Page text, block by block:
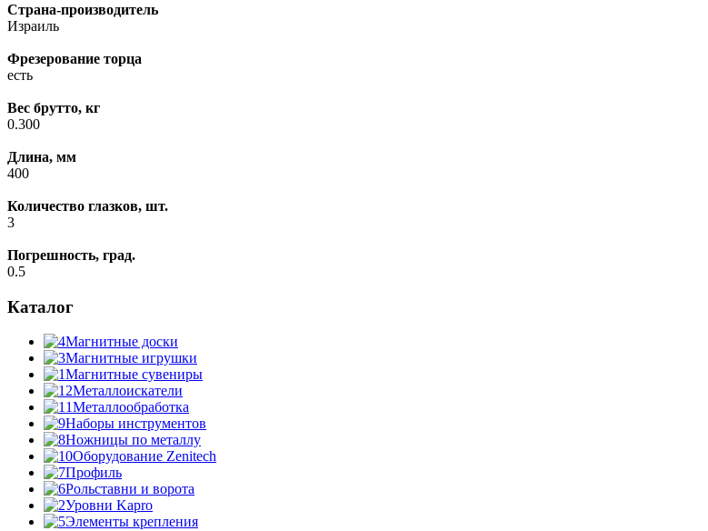
Страна-производитель
Израиль
Фрезерование торца
есть
Вес брутто, кг
0.300
Длина, мм
400
Количество глазков, шт.
3
Погрешность, град.
0.5
Каталог
Магнитные доски
Магнитные игрушки
Магнитные сувениры
Металлоискатели
Металлообработка
Наборы инструментов
Ножницы по металлу
Оборудование Zenitech
Профиль
Рольставни и ворота
Уровни Kapro
Элементы крепления